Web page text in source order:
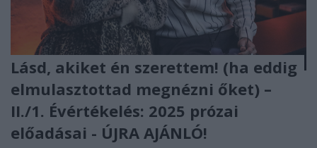
Lásd, akiket én szerettem! (ha eddig
elmulasztottad megnézni őket) –
II./1. Évértékelés: 2025 prózai
előadásai - ÚJRA AJÁNLÓ!